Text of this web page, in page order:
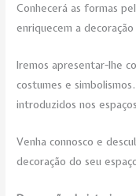
Conhecerá as formas
enriquecem a
Iremos apresentar-lhe
costumes e
introduzidos nos
Venha connosco e
decoração do seu